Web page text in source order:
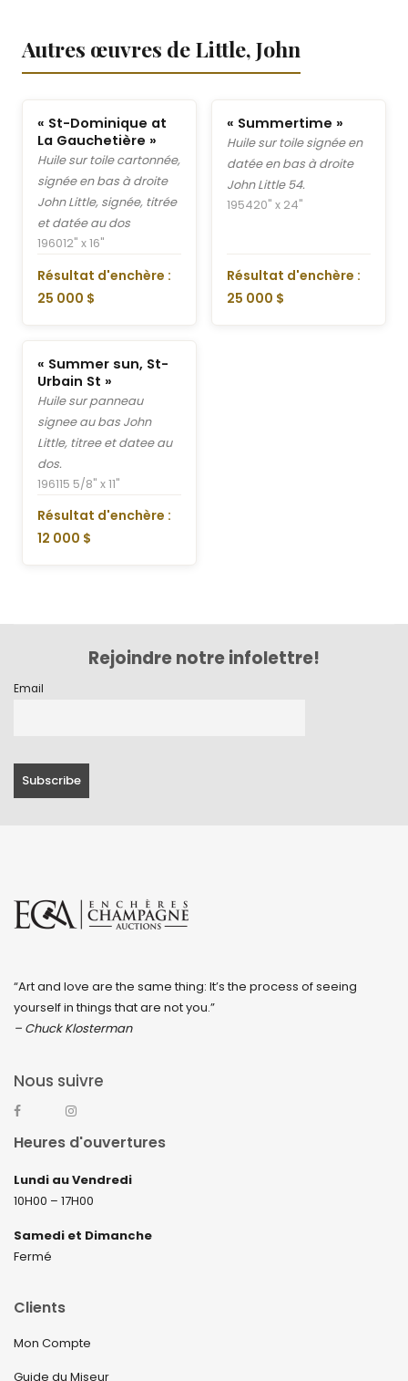
Autres œuvres de Little, John
« St-Dominique at
La Gauchetière »
Huile sur toile cartonnée,
signée en bas à droite
John Little, signée, titrée
et datée au dos
196012" x 16"
Résultat d'enchère :
25 000 $
« Summertime »
Huile sur toile signée en
datée en bas à droite
John Little 54.
195420" x 24"
Résultat d'enchère :
25 000 $
« Summer sun, St-
Urbain St »
Huile sur panneau
signee au bas John
Little, titree et datee au
dos.
196115 5/8" x 11"
Résultat d'enchère :
12 000 $
Rejoindre notre infolettre!
Email
“Art and love are the same thing: It’s the process of seeing
yourself in things that are not you.”
– Chuck Klosterman
Nous suivre
Heures d'ouvertures
Lundi au Vendredi
10H00 – 17H00
Samedi et Dimanche
Fermé
Clients
Mon Compte
Guide du Miseur